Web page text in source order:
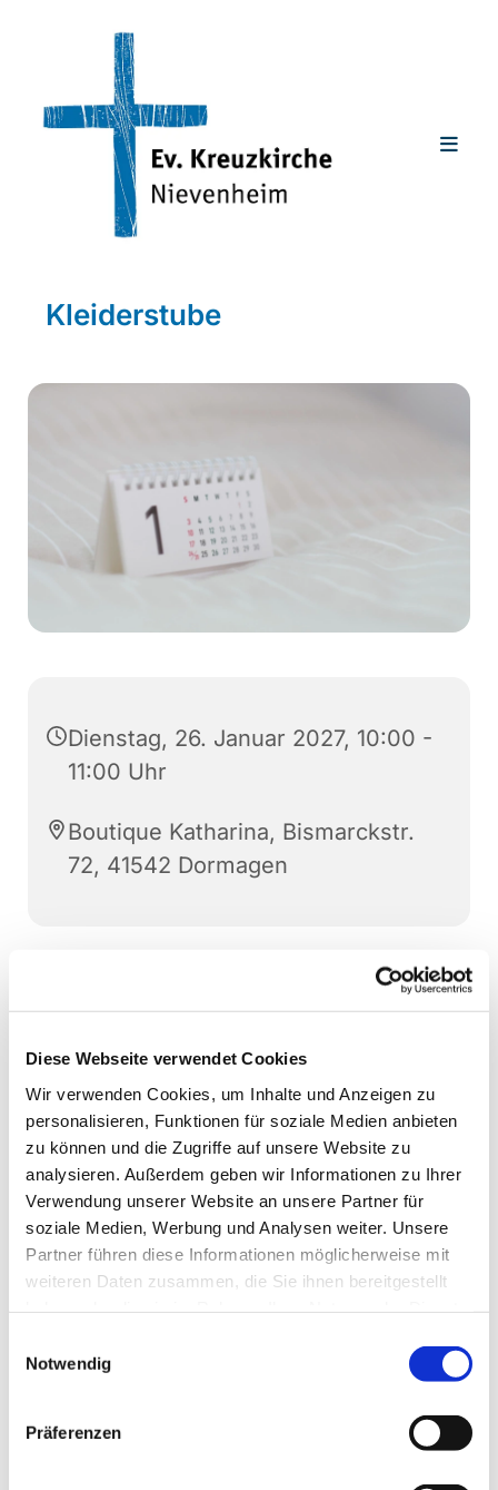
Diese Webseite verwendet Cookies
Wir verwenden Cookies, um Inhalte und Anzeigen zu
personalisieren, Funktionen für soziale Medien anbieten
zu können und die Zugriffe auf unsere Website zu
analysieren. Außerdem geben wir Informationen zu Ihrer
Verwendung unserer Website an unsere Partner für
soziale Medien, Werbung und Analysen weiter. Unsere
Partner führen diese Informationen möglicherweise mit
weiteren Daten zusammen, die Sie ihnen bereitgestellt
Notwendig
Präferenzen
Kleiderstube
Dienstag, 26. Januar 2027, 10:00 -
11:00 Uhr
Boutique Katharina, Bismarckstr.
72, 41542 Dormagen
Dies könnte Sie auch